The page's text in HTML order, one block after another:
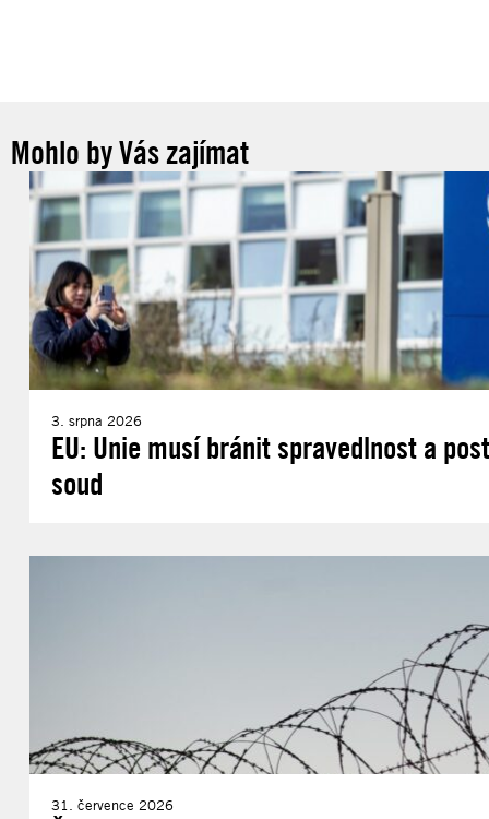
Mohlo by Vás zajímat
3. srpna 2026
EU: Unie musí bránit spravedlnost a
soud
31. července 2026